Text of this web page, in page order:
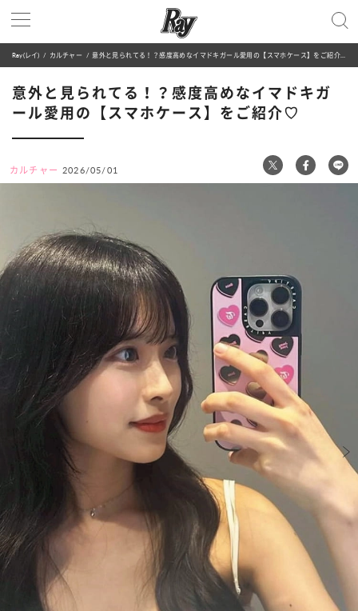
Ray(レイ) カルチャー 意外と見られてる！？感度高めなイマドキガール愛用の【スマホケース】をご紹介♡
意外と見られてる！？感度高めなイマドキガ
ール愛用の【スマホケース】をご紹介♡
カルチャー 2026/05/01